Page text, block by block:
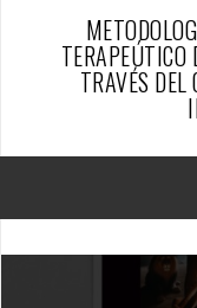
TESTIMONIOS
TRAVÉS